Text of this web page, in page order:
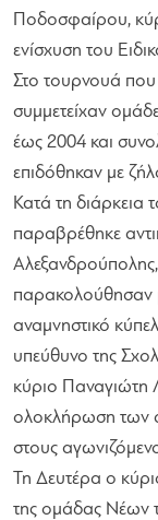
Ποδοσφαίρου,
ενίσχυση του
Στο τουρνουά που
συμμετείχαν
έως 2004 και
επιδόθηκαν με
Κατά τη διάρκεια
παραβρέθηκε
παρακολούθησαν
αναμνηστικό
υπεύθυνο της
κύριο Παναγιώτη
ολοκλήρωση των
στους
Τη Δευτέρα ο
της ομάδας Νέων